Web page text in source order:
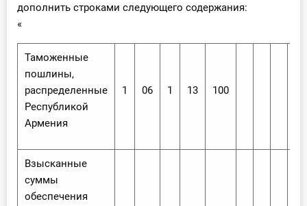
дополнить строками следующего содержания:
«
Таможенные
пошлины,
распределенные
Республикой
Армения
1 06 1 13 100
Взысканные
суммы
обеспечения